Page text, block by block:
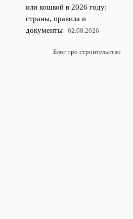
или кошкой в 2026 году:
страны, правила и
документы
02.08.2026
Блог про строительство